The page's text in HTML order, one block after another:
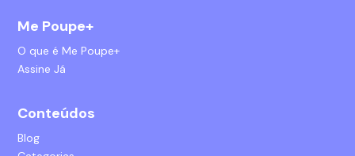
Me Poupe+
O que é Me Poupe+
Assine Já
Conteúdos
Blog